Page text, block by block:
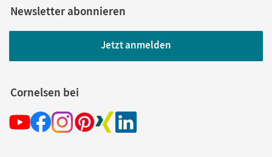
Newsletter abonnieren
Jetzt anmelden
Cornelsen bei